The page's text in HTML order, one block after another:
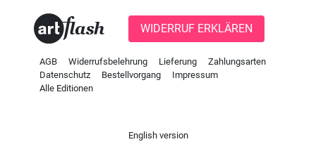
WIDERRUF ERKLÄREN
AGB Widerrufsbelehrung Lieferung
Zahlungsarten
Datenschutz
Bestellvorgang
Impressum
Alle Editionen
English version